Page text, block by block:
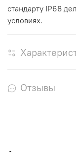
стандарту IP68
условиях.
Отзывы